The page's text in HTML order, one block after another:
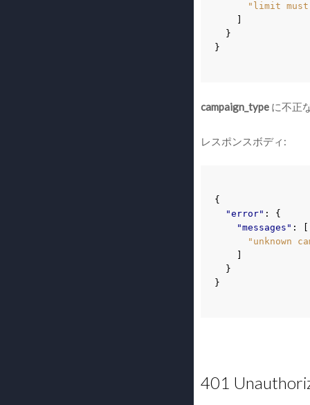
"limit
}
}
campaign_type に不正
レスポンスボディ:
{
"error" :
{
"messages" :
"unknown
}
}
401